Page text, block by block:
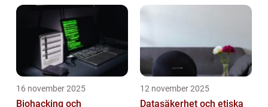
16 november 2025
Biohacking och
12 november 2025
Datasäkerhet och etiska